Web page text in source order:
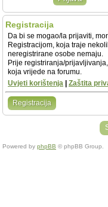
Registracija
Da bi se mogao/la prijaviti,
Registracijom, koja traje
neregistrirane osobe nemaju.
Prije registriranja/
koja vrijede na forumu.
Uvjeti korištenja
Zaštita
Registracija
Powered by phpBB © phpBB Group.